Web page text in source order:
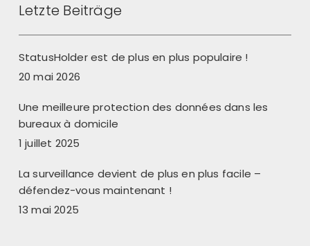
Letzte Beiträge
StatusHolder est de plus en plus populaire !
20 mai 2026
Une meilleure protection des données dans les
bureaux à domicile
1 juillet 2025
La surveillance devient de plus en plus facile –
défendez-vous maintenant !
13 mai 2025